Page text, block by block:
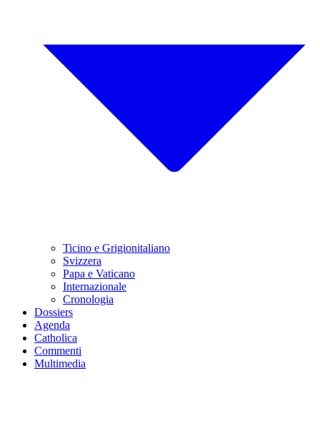
Ticino e Grigionitaliano
Svizzera
Papa e Vaticano
Internazionale
Cronologia
Dossiers
Agenda
Catholica
Commenti
Multimedia